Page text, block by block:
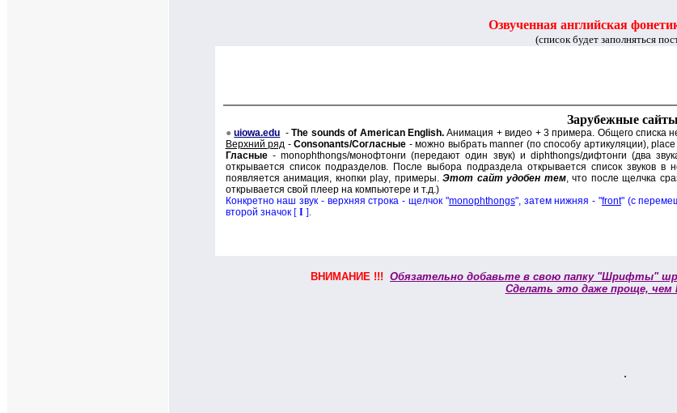
Озвученная английская
(список будет заполняться
Зарубежные
● uiowa.edu -The sounds of American English. Анимация + видео + 3 примера. Общего списка
Верхний ряд - Consonants/Согласные - можно выбрать manner (по способу артикуляции), place
Гласные- monophthongs/монофтонги (передают один звук) и diphthongs/дифтонги (два
открывается список подразделов. После выбора подраздела открывается список
появляется анимация, кнопкиplay, примеры.Этот сайт удобен тем, что после щелчка
открывается свой плеер на компьютере и т.д.)
Конкретно наш звук - верхняя строка - щелчок "monophthongs", затем нижняя - "front" (с
второй значок [ I ].
ВНИМАНИЕ !!! Обязательно добавьте в свою папку "Шрифты"
Сделать это даже проще, чем
.